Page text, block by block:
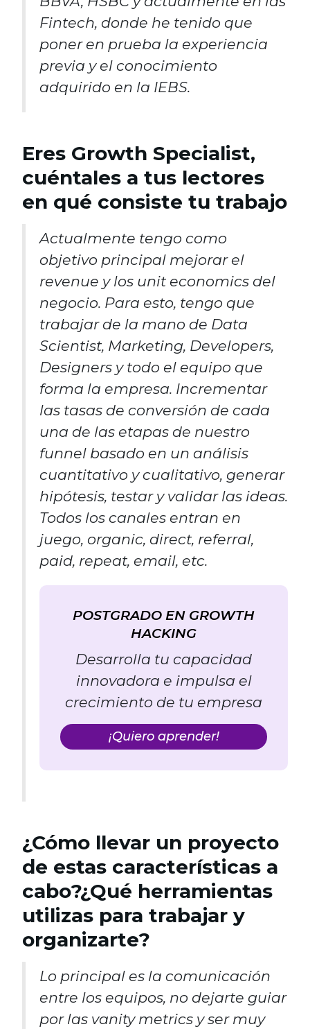
Fintech, donde he tenido que
poner en prueba la experiencia
previa y el conocimiento
adquirido en la IEBS.
Eres Growth Specialist,
cuéntales a tus lectores
en qué consiste tu trabajo
Actualmente tengo como
objetivo principal mejorar el
revenue y los unit economics del
negocio. Para esto, tengo que
trabajar de la mano de Data
Scientist, Marketing, Developers,
Designers y todo el equipo que
forma la empresa. Incrementar
las tasas de conversión de cada
una de las etapas de nuestro
funnel basado en un análisis
cuantitativo y cualitativo, generar
hipótesis, testar y validar las ideas.
Todos los canales entran en
juego, organic, direct, referral,
paid, repeat, email, etc.
POSTGRADO EN GROWTH
HACKING
Desarrolla tu capacidad
innovadora e impulsa el
crecimiento de tu empresa
¡Quiero aprender!
¿Cómo llevar un proyecto
de estas características a
cabo?¿Qué herramientas
utilizas para trabajar y
organizarte?
Lo principal es la comunicación
entre los equipos, no dejarte guiar
por las vanity metrics y ser muy